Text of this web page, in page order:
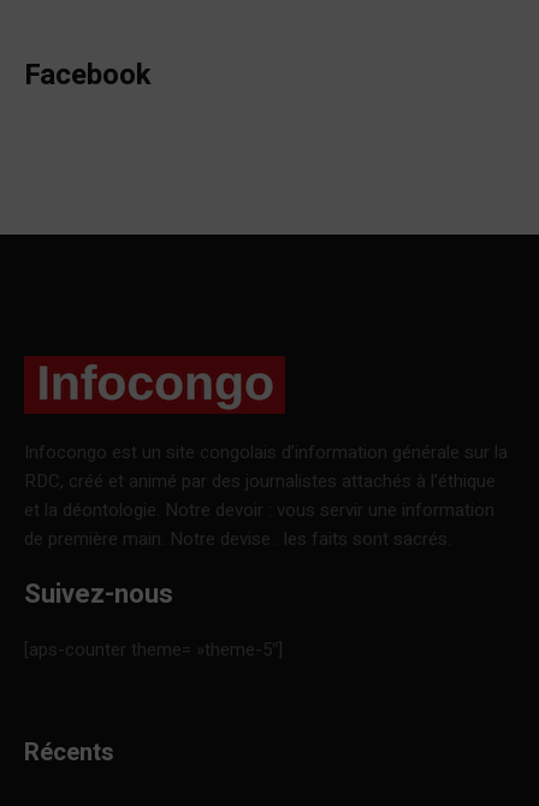
Facebook
Infocongo est un site congolais d’information générale sur la
RDC, créé et animé par des journalistes attachés à l’éthique
et la déontologie. Notre devoir : vous servir une information
de première main. Notre devise : les faits sont sacrés.
Suivez-nous
[aps-counter theme= »theme-5″]
Récents